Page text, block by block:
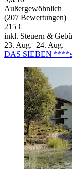
Außergewöhnlich
(207 Bewertungen)
215 €
inkl. Steuern &
23. Aug.–24. Aug.
DAS SIEBEN